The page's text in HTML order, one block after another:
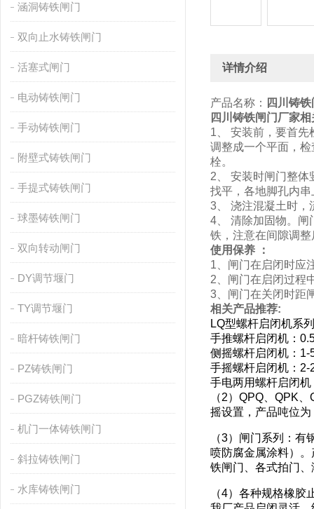
涵洞铸铁闸门
双向止水铸铁闸门
活塞式闸门
电动铸铁闸门
手动铸铁闸门
附壁式铸铁闸门
手提式铸铁闸门
球墨铸铁闸门
双向转动闸门
DY调节堰门
TY调节堰门
暗杆铸铁闸门
PZ铸铁闸门
PGZ铸铁闸门
机门一体铸铁闸门
斜拉铸铁闸门
水库铸铁闸门
详情介绍
产品名称： 四川铸
四川铸铁闸门厂家相
1、 安装前，要首
调整成一个平面，
栓。
2、 安装时闸门整
找平，各地脚孔内
3、 浇注混凝土时，
4、 清除加固物。闸
铁，注意在间隙调
使用保养 ：
1、闸门在启闭时应
2、闸门在启闭过程
3、闸门在关闭时距
相关产品推荐:
LQ型螺杆启闭机系列
手推螺杆启闭机：
侧摇螺杆启闭机：1-
手摇螺杆启闭机：2-
手电两用螺杆启闭
（2）QPQ、QPK
摇设置，产品吨位
（3）闸门系列：
喷防腐金属涂料）
铁闸门、各式拍门
（4）各种规格橡